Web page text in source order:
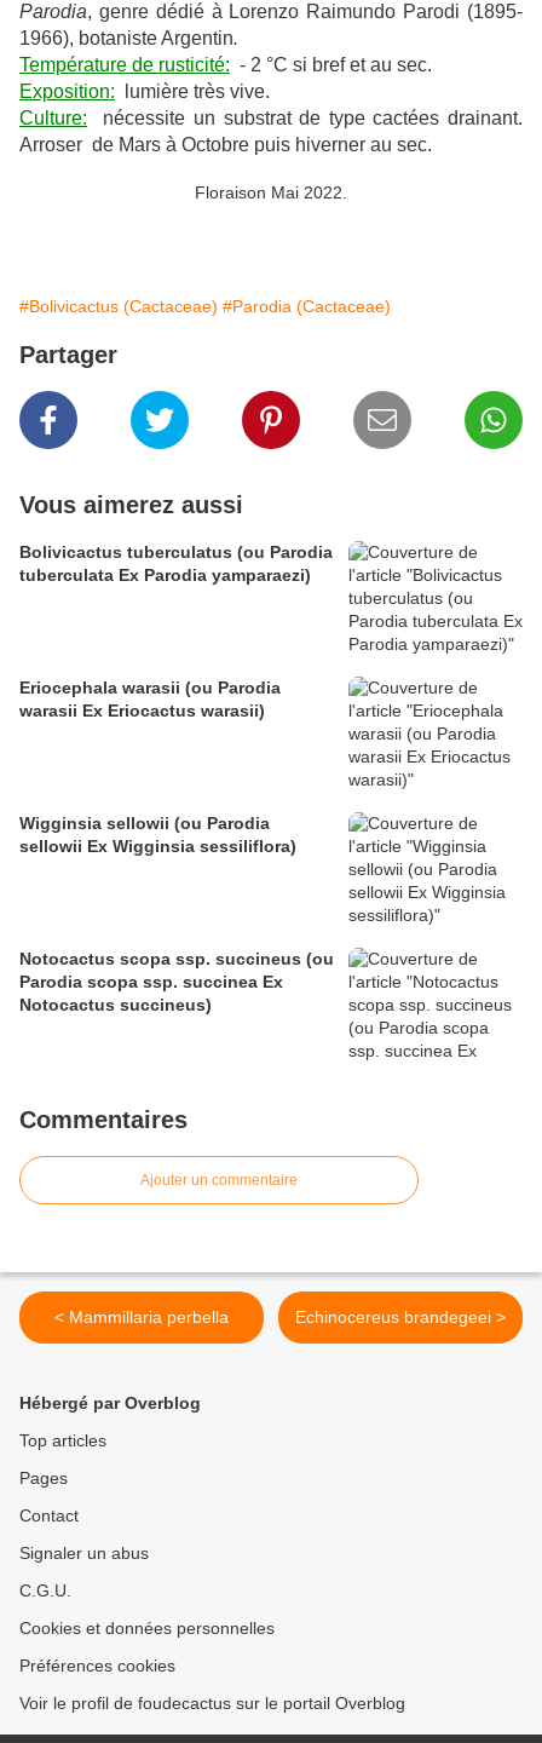
Parodia, genre dédié à Lorenzo Raimundo Parodi (1895-
1966), botaniste Argentin.
Température de rusticité: - 2 °C si bref et au sec.
Exposition: lumière très vive.
Culture: nécessite un substrat de type cactées drainant.
Arroser de Mars à Octobre puis hiverner au sec.
Floraison Mai 2022.
#Bolivicactus (Cactaceae) #Parodia (Cactaceae)
Partager
Vous aimerez aussi
Bolivicactus tuberculatus (ou Parodia
tuberculata Ex Parodia yamparaezi)
Eriocephala warasii (ou Parodia
warasii Ex Eriocactus warasii)
Wigginsia sellowii (ou Parodia
sellowii Ex Wigginsia sessiliflora)
Notocactus scopa ssp. succineus (ou
Parodia scopa ssp. succinea Ex
Notocactus succineus)
Commentaires
Ajouter un commentaire
< Mammillaria perbella Echinocereus brandegeei >
Hébergé par Overblog
Top articles
Pages
Contact
Signaler un abus
C.G.U.
Cookies et données personnelles
Préférences cookies
Voir le profil de foudecactus sur le portail Overblog